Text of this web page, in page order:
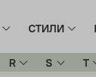
СТИЛИ
R S T